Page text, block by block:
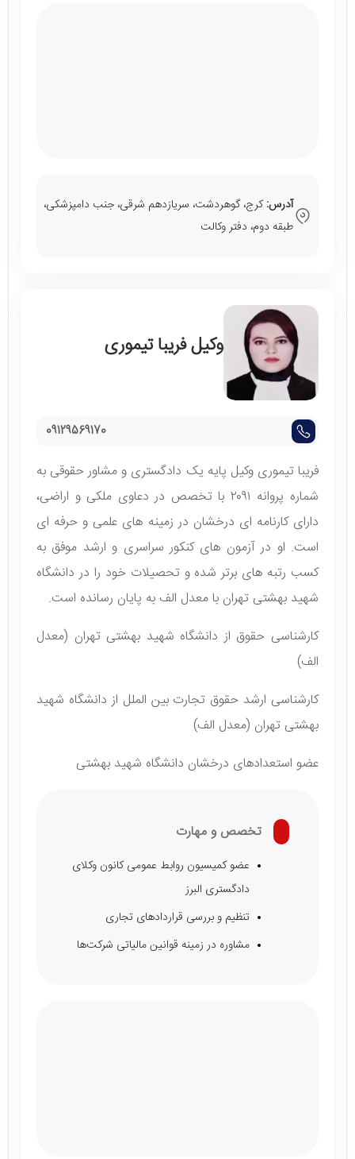
آدرس:کرج، گوهردشت، سریازدهم شرقی، جنب دامپزشکی،
طبقه دوم، دفتر وکالت
وکیل فریبا تیموری
09129569170
فریبا تیموری وکیل پایه یک دادگستری و مشاور حقوقی به
شماره پروانه ۲۰۹۱ با تخصص در دعاوی ملکی و اراضی،
دارای کارنامه‌ ای درخشان در زمینه‌ های علمی و حرفه‌ ای
است. او در آزمون‌ های کنکور سراسری و ارشد موفق به
کسب رتبه‌ های برتر شده و تحصیلات خود را در دانشگاه
شهید بهشتی تهران با معدل الف به پایان رسانده است.
کارشناسی حقوق از دانشگاه شهید بهشتی تهران (معدل
الف)
کارشناسی ارشد حقوق تجارت بین‌ الملل از دانشگاه شهید
بهشتی تهران (معدل الف)
عضو استعدادهای درخشان دانشگاه شهید بهشتی
تخصص و مهارت
عضو کمیسیون روابط عمومی کانون وکلای
دادگستری البرز
تنظیم و بررسی قراردادهای تجاری
مشاوره در زمینه قوانین مالیاتی شرکت‌ها